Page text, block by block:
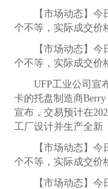
【市场动态】今日
个不等，实际成交价
【市场动态】今日
个不等，实际成交价
UFP工业公司宣布
卡的托盘制造商
宣布，交易预计在
工厂设计并生产全新
【市场动态】今日
个不等，实际成交价
【市场动态】今日